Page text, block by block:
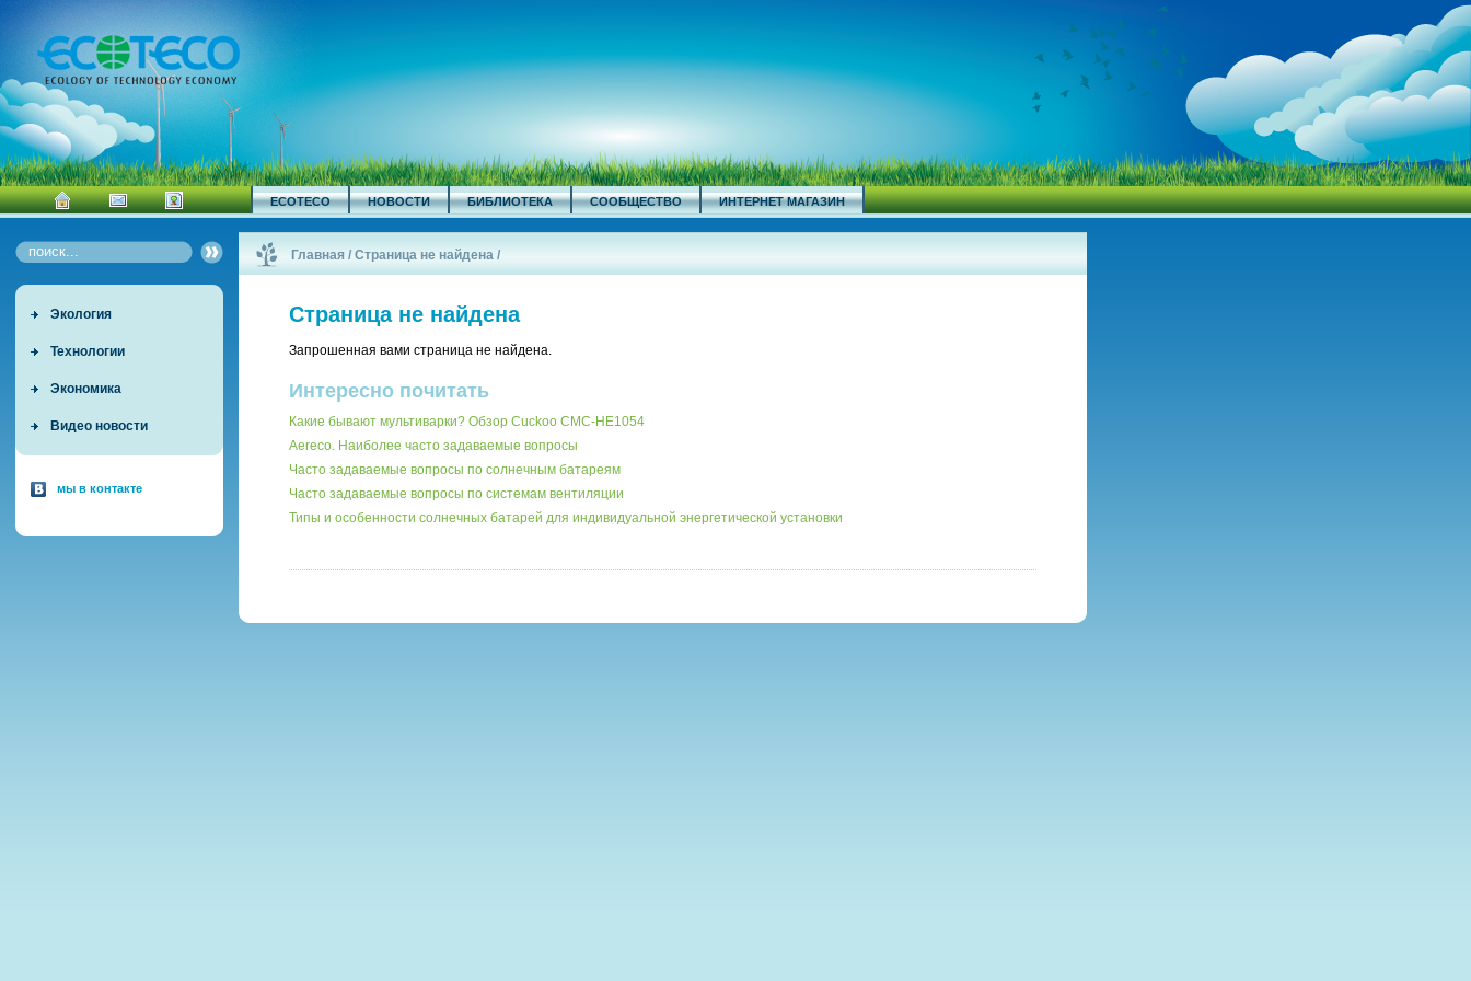
ECOTECO НОВОСТИ БИБЛИОТЕКА СООБЩЕСТВО ИНТЕРНЕТ МАГАЗИН
Экология
Технологии
Экономика
Видео новости
мы в контакте
Главная /Страница не найдена /
Страница не найдена
Запрошенная вами страница не найдена.
Интересно почитать
Какие бывают мультиварки? Обзор Cuckoo CMC-HE1054
Aereco. Наиболее часто задаваемые вопросы
Часто задаваемые вопросы по солнечным батареям
Часто задаваемые вопросы по системам вентиляции
Типы и особенности солнечных батарей для индивидуальной энергетической установки